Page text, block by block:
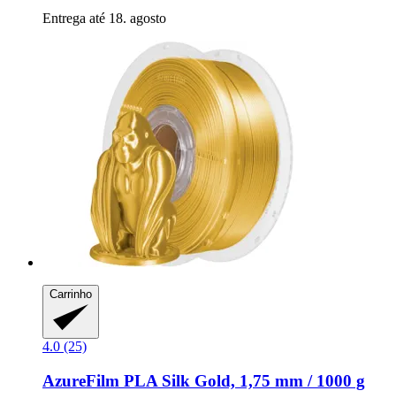
Entrega até 18. agosto
Carrinho
4.0 (25)
AzureFilm PLA Silk Gold, 1,75 mm / 1000 g